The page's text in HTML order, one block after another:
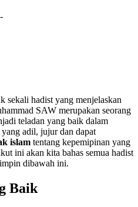
-
sekali hadist yang menjelaskan
SAW merupakan seorang
teladan yang baik dalam
adil, jujur dan dapat
islam tentang kepemipinan yang
ini akan kita bahas semua hadist
dibawah ini.
Baik